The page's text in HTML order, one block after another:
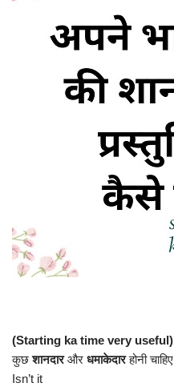
(Starting ka time very useful)
कुछशानदारऔर धमाकेदारहोनी चाहिए
Isn’t it